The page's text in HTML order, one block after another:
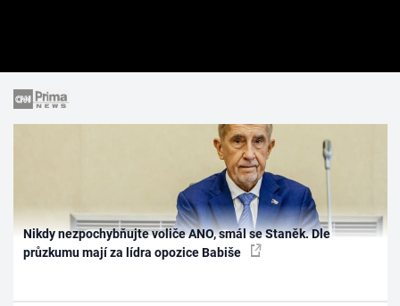
Nikdy nezpochybňujte voliče ANO, smál se Staněk. Dle
průzkumu mají za lídra opozice Babiše